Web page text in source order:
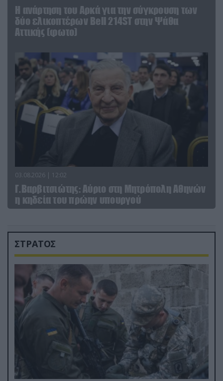
Η ανάρτηση του Αρκά για την σύγκρουση των
δύο ελικοπτέρων Bell 214ST στην Ψάθα
Αττικής (φωτο)
03.08.2026 | 12:02
Γ.Βαρβιτσιώτης: Aύριο στη Μητρόπολη Αθηνών
η κηδεία του πρώην υπουργού
ΣΤΡΑΤΟΣ